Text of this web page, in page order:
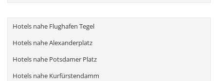
Hotels nahe Flughafen Tegel
Hotels nahe Alexanderplatz
Hotels nahe Potsdamer Platz
Hotels nahe Kurfürstendamm